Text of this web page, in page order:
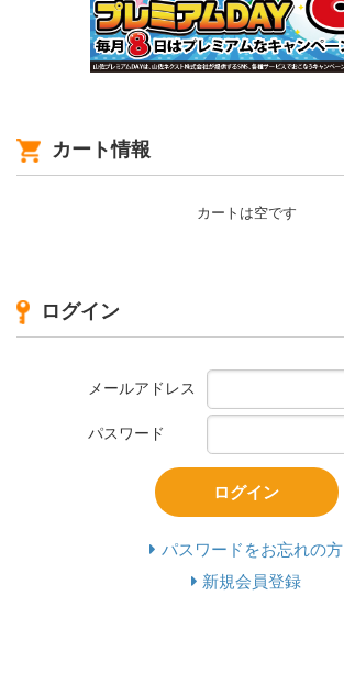
カート情報
カートは空です
ログイン
メールアドレス
パスワード
ログイン
パスワードをお忘れの方
新規会員登録